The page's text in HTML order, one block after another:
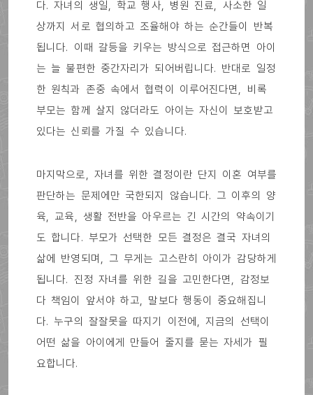
다. 자녀의 생일, 학교 행사, 병원 진료, 사소한 일
상까지 서로 협의하고 조율해야 하는 순간들이 반복
됩니다. 이때 갈등을 키우는 방식으로 접근하면 아이
는 늘 불편한 중간자리가 되어버립니다. 반대로 일정
한 원칙과 존중 속에서 협력이 이루어진다면, 비록
부모는 함께 살지 않더라도 아이는 자신이 보호받고
있다는 신뢰를 가질 수 있습니다.
마지막으로, 자녀를 위한 결정이란 단지 이혼 여부를
판단하는 문제에만 국한되지 않습니다. 그 이후의 양
육, 교육, 생활 전반을 아우르는 긴 시간의 약속이기
도 합니다. 부모가 선택한 모든 결정은 결국 자녀의
삶에 반영되며, 그 무게는 고스란히 아이가 감당하게
됩니다. 진정 자녀를 위한 길을 고민한다면, 감정보
다 책임이 앞서야 하고, 말보다 행동이 중요해집니
다. 누구의 잘잘못을 따지기 이전에, 지금의 선택이
어떤 삶을 아이에게 만들어 줄지를 묻는 자세가 필
요합니다.